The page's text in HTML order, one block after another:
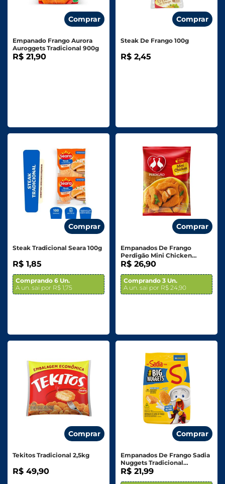
Comprar
Empanado Frango Aurora
Auroggets Tradicional 900g
R$ 21,90
Comprar
Steak De Frango 100g
R$ 2,45
Comprar
Steak Tradicional Seara 100g
R$ 1,85
Comprando 6 Un.
A un. sai por R$ 1,75
Comprar
Empanados De Frango
Perdigão Mini Chicken
Tradicional 1kg
R$ 26,90
Comprando 3 Un.
A un. sai por R$ 24,90
Comprar
Tekitos Tradicional 2,5kg
R$ 49,90
Comprar
Empanados De Frango Sadia
Nuggets Tradicional
Embalagem Econômica 700g
R$ 21,99